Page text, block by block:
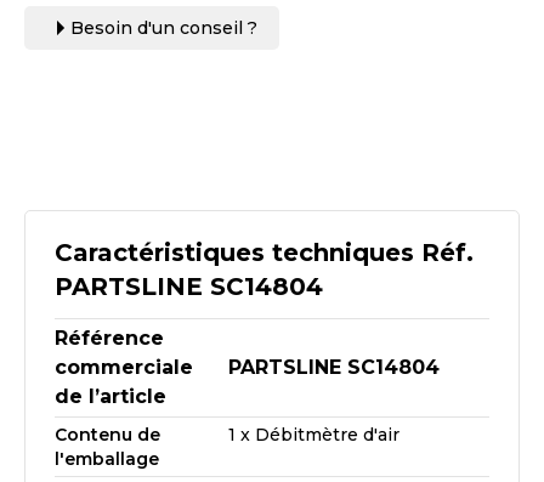
Caractéristiques techniques Réf.
PARTSLINE SC14804
Référence
commerciale
de l’article
PARTSLINE SC14804
Contenu de
l'emballage
1 x Débitmètre d'air
Besoin d'un conseil ?